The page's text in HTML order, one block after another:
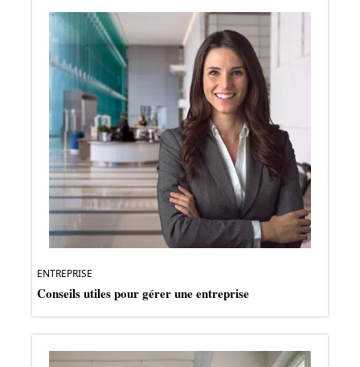
ENTREPRISE
Conseils utiles pour gérer une entreprise